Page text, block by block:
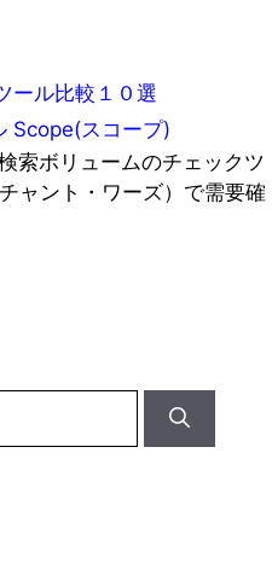
ール比較１０選
Scope(スコープ)
索ボリュームのチェックツ
ャント・ワーズ）で需要確